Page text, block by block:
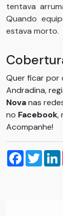
tentava
Quando
estava morto.
Quer ficar por
Andradina,
Novanas
no Facebook,
Acompanhe!
Facebook